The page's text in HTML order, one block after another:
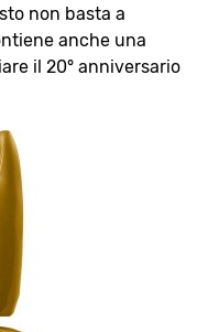
non basta a
anche una
il 20° anniversario